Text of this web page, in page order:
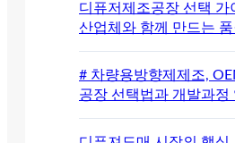
디퓨저제조공장 선택 가
산업체와 함께 만드는 품
# 차량용방향제제조,
공장 선택법과 개발과정